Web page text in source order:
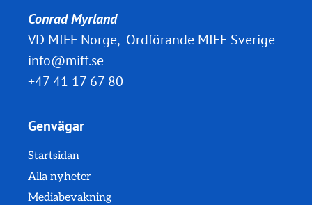
Conrad Myrland
VD MIFF Norge, Ordförande MIFF Sverige
info@miff.se
+47 41 17 67 80
Genvägar
Startsidan
Alla nyheter
Mediabevakning